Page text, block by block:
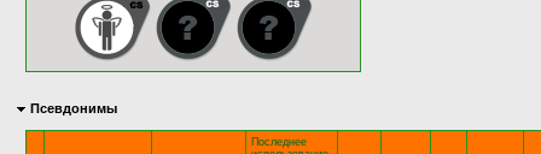
Псевдонимы
Последнее